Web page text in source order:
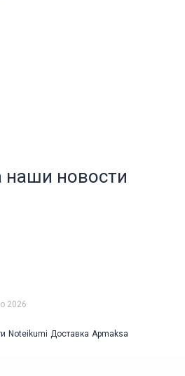
новости
2026
Noteikumi Доставка Apmaksa